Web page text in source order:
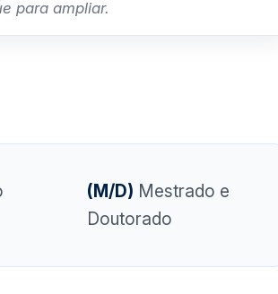
para ampliar.
(M/D) Mestrado e
Doutorado